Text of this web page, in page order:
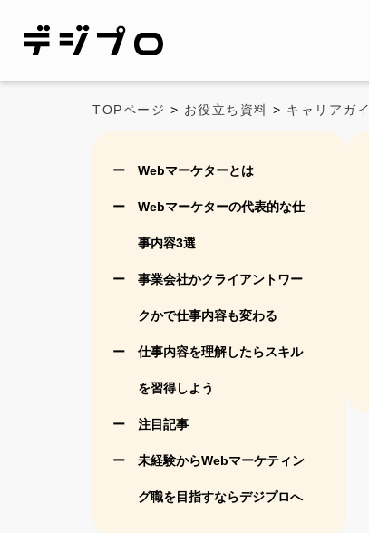
TOPページ > お役立ち資料 > キャリアガ
Webマーケターとは
Webマーケターの代表的な仕
事内容3選
事業会社かクライアントワー
クかで仕事内容も変わる
仕事内容を理解したらスキル
を習得しよう
注目記事
未経験からWebマーケティン
グ職を目指すならデジプロへ